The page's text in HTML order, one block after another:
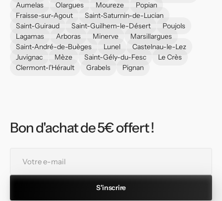
Aumelas
Olargues Moureze
Popian
Fraisse-sur-Agout
Saint-Saturnin-de-Lucian
Saint-Guiraud
Saint-Guilhem-le-Désert
Poujols
Lagamas
Arboras Minerve
Marsillargues
Saint-André-de-Buèges
Lunel
Castelnau-le-Lez
Juvignac
Mèze Saint-Gély-du-Fesc
Le Crès
Clermont-l'Hérault
Grabels Pignan
Bon d'achat de 5€ offert !
mail
S'inscrire